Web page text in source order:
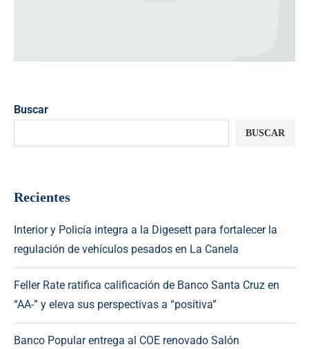
Buscar
BUSCAR
Recientes
Interior y Policía integra a la Digesett para fortalecer la
regulación de vehículos pesados en La Canela
Feller Rate ratifica calificación de Banco Santa Cruz en
“AA-” y eleva sus perspectivas a “positiva”
Banco Popular entrega al COE renovado Salón